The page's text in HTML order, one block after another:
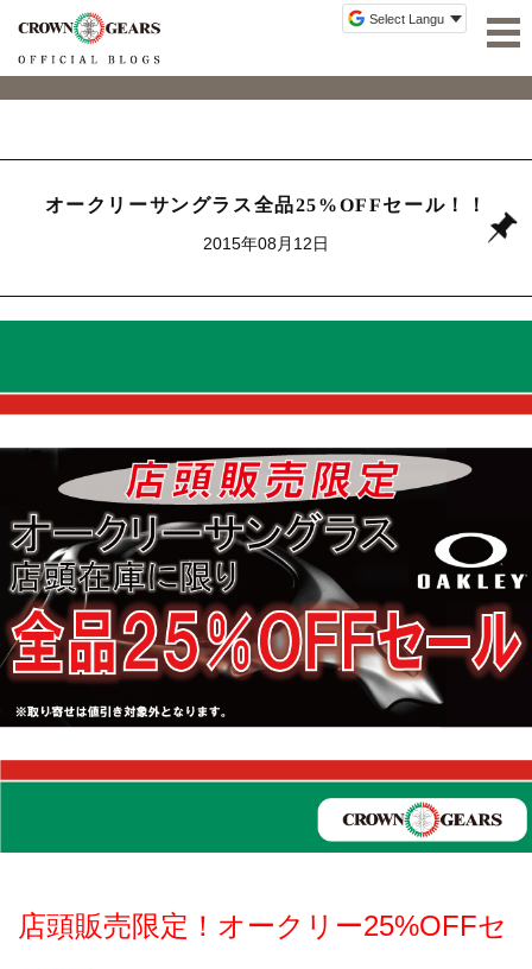
オークリーサングラス全品25%OFFセール！！
2015年08月12日
店頭販売限定！オークリー25%OFFセ